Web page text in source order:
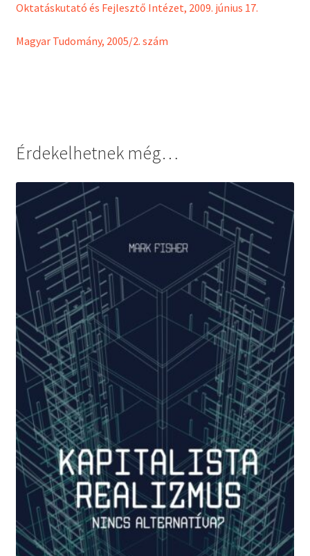
Oktatáskutató és Fejlesztő Intézet, 2009. június 17.
Magyar Tudomány, 2005/2. szám
Érdekelhetnek még…